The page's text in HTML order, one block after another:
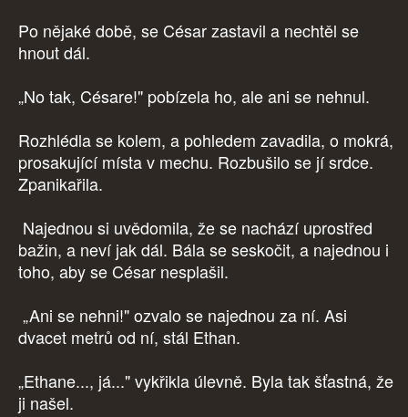
Po nějaké době, se César zastavil a nechtěl se
hnout dál.
„No tak, Césare!" pobízela ho, ale ani se nehnul.
Rozhlédla se kolem, a pohledem zavadila, o mokrá,
prosakující místa v mechu. Rozbušilo se jí srdce.
Zpanikařila.
Najednou si uvědomila, že se nachází uprostřed
bažin, a neví jak dál. Bála se seskočit, a najednou i
toho, aby se César nesplašil.
„Ani se nehni!" ozvalo se najednou za ní. Asi
dvacet metrů od ní, stál Ethan.
„Ethane..., já..." vykřikla úlevně. Byla tak šťastná, že
ji našel.